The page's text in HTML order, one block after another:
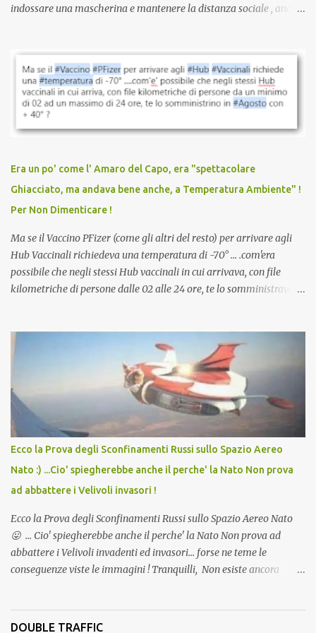
indossare una mascherina e mantenere la distanza sociale , anche
vaccinazione. Non avevamo mai sentito parlare di ricompense,
sconti, incentivi per vaccinarsi. Non avevamo mai visto
discriminazioni per coloro che non l’hanno fatto. Se non sei stato
vaccinato, nessuno aveva prima cercato di farti sentire una
persona cattiva. Non avevamo mai visto un vaccino che minacci le
vaccino usato per minacciare i mezzi di sussistenza, il lavoro o la
scuola. Non avevamo mai visto un vaccino che permettesse a un
dodicenne di ignorare il consenso dei genitori. Dopo tutti i vaccini
che abbiamo elencato sopra...
Era un po' come l' Amaro del Capo, era "spettacolare
Ghiacciato, ma andava bene anche, a Temperatura Ambiente" !
Per Non Dimenticare !
Ma se il Vaccino PFizer (come gli altri del resto) per arrivare agli
Hub Vaccinali richiedeva una temperatura di -70° ... .com'era
possibile che negli stessi Hub vaccinali in cui arrivava, con file
kilometriche di persone dalle 02 alle 24 ore, te lo somministravano
Vaccino come: l' Amaro del Capo, era "spettacolare Ghiacciato, ma
andava bene anche, a Temperatura Ambiente"! Riproponiamo
l'articolo per NON Dimenticare!
Ecco la Prova degli Sconfinamenti Russi sullo Spazio Aereo
Nato :) ...Cio' spiegherebbe anche il perche' la Nato Non prova
ad abbattere i Velivoli invasori !
Ecco la Prova degli Sconfinamenti Russi sullo Spazio Aereo Nato
😛 ... Cio' spiegherebbe anche il perche' la Nato Non prova ad
abbattere i Velivoli invadenti ed invasori... forse ne teme le
conseguenze viste le immagini ! Tranquilli, Non esiste ancora
ancora una fantasia Nato o forse una "False Flag", per provocare
DOUBLE TRAFFIC